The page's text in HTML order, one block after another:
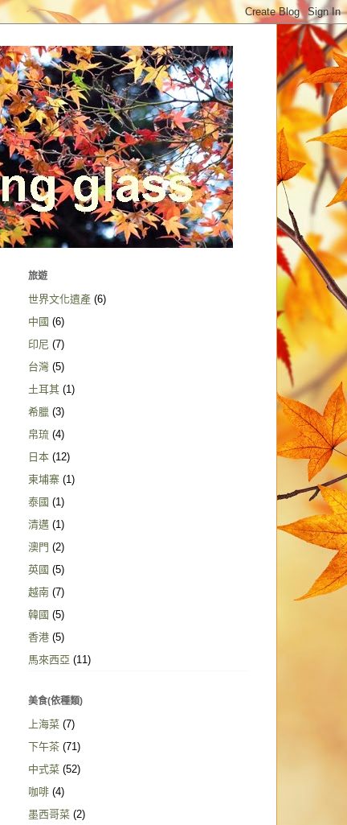
旅遊
世界文化遺產 (6)
中國 (6)
印尼 (7)
台灣 (5)
土耳其 (1)
希臘 (3)
帛琉 (4)
日本 (12)
柬埔寨 (1)
泰國 (1)
清邁 (1)
澳門 (2)
英國 (5)
越南 (7)
韓國 (5)
香港 (5)
馬來西亞 (11)
美食(依種類)
上海菜 (7)
下午茶 (71)
中式菜 (52)
咖啡 (4)
墨西哥菜 (2)